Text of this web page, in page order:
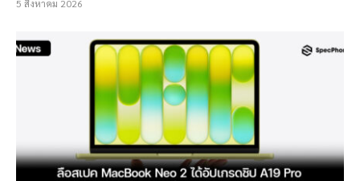
5 สิงหาคม 2026